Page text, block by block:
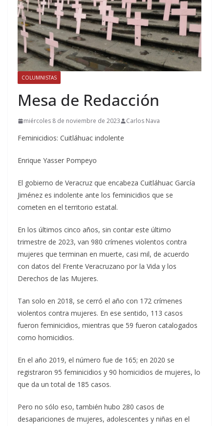
COLUMNISTAS
Mesa de Redacción
miércoles 8 de noviembre de 2023 Carlos Nava
Feminicidios: Cuitláhuac indolente
Enrique Yasser Pompeyo
El gobierno de Veracruz que encabeza Cuitláhuac García
Jiménez es indolente ante los feminicidios que se
cometen en el territorio estatal.
En los últimos cinco años, sin contar este último
trimestre de 2023, van 980 crímenes violentos contra
mujeres que terminan en muerte, casi mil, de acuerdo
con datos del Frente Veracruzano por la Vida y los
Derechos de las Mujeres.
Tan solo en 2018, se cerró el año con 172 crímenes
violentos contra mujeres. En ese sentido, 113 casos
fueron feminicidios, mientras que 59 fueron catalogados
como homicidios.
En el año 2019, el número fue de 165; en 2020 se
registraron 95 feminicidios y 90 homicidios de mujeres, lo
que da un total de 185 casos.
Pero no sólo eso, también hubo 280 casos de
desapariciones de mujeres, adolescentes y niñas en el